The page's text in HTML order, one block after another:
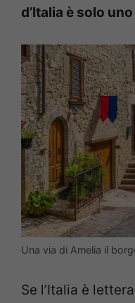
d’Italia è solo
Una via di Amelia il
Se l’Italia è